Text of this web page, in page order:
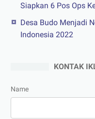
Siapkan 6 Pos Ops
Desa Budo Menjadi
Indonesia 2022
KONTAK
Name